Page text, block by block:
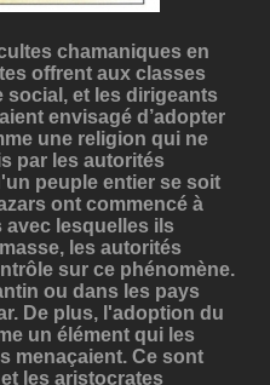
chamaniques en
offrent aux classes
social, et les dirigeants
envisagé d’adopter
une religion qui ne
par les autorités
peuple entier se soit
ont commencé à
avec lesquelles ils
les autorités
sur ce phénomène.
ou dans les pays
De plus, l'adoption du
un élément qui les
menaçaient. Ce sont
les aristocrates